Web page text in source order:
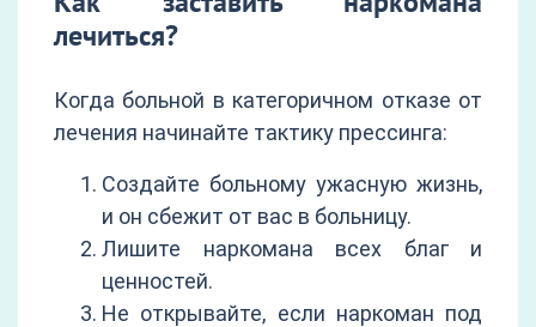
лечиться?
Когда больной в категоричном отказе от
лечения начинайте тактику прессинга:
Создайте больному ужасную жизнь,
и он сбежит от вас в больницу.
Лишите наркомана всех благ и
ценностей.
Не открывайте, если наркоман под